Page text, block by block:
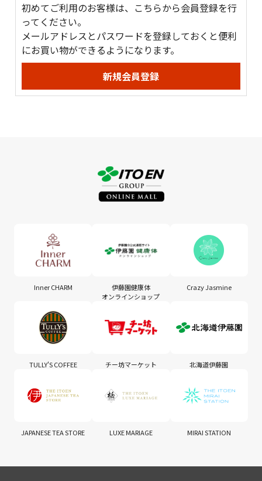
初めてご利用のお客様は、こちらから会員登録を行
ってください。
メールアドレスとパスワードを登録しておくと便利
にお買い物ができるようになります。
Inner CHARM
伊藤園健康体
オンラインショップ
Crazy Jasmine
TULLY'S COFFEE チー坊マーケット 北海道伊藤園
JAPANESE TEA STORE LUXE MARIAGE MIRAI STATION